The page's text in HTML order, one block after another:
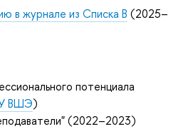
в журнале из Списка B (2025–
потенциала
ВШЭ)
(2022–2023)